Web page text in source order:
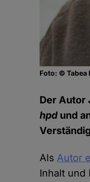
Foto: © Tabea
Der Autor
hpdund
AlsAutor
Inhalt und